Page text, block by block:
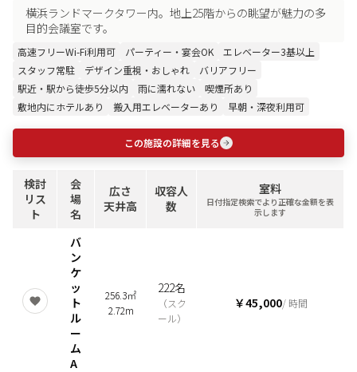
横浜ランドマークタワー内。地上25階からの眺望が魅力の多
目的会議室です。
高速フリーWi-Fi利用可 パーティー・宴会OK
エレベーター3基以上
スタッフ常駐
デザイン重視・おしゃれ
バリアフリー
駅近・駅から徒歩5分以内
雨に濡れない
喫煙所あり
敷地内にホテルあり
搬入用エレベーターあり 早朝・深夜利用可
この施設の詳細を見る
検討
リス
ト
会
場
名
広さ
天井高
収容人
数
室料
日付指定検索でより正確な金額を表
示します
バ
ン
ケ
ッ
ト
ル
ー
ム
A
256.3㎡
2.72m
222名
（スク
ール）
￥45,000/ 時間